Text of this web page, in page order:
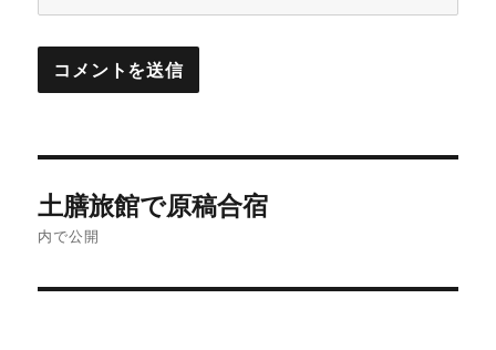
稿
土膳旅館で原稿合宿
内で公開